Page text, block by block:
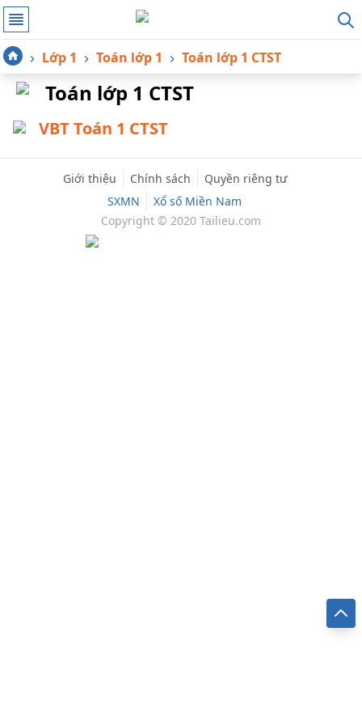
Lớp 1 Toán lớp 1 Toán lớp 1 CTST
Toán lớp 1 CTST
VBT Toán 1 CTST
Giới thiệu Chính sách
Quyền riêng tư
SXMN
Xổ số Miền Nam
Copyright © 2020 Tailieu.com